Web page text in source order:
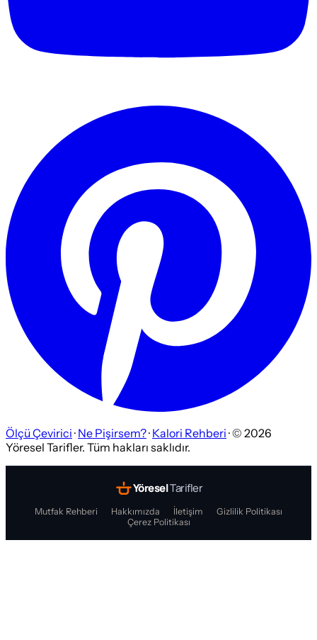
Ölçü Çevirici · Ne Pişirsem?· Kalori Rehberi · © 2026
Yöresel Tarifler. Tüm hakları saklıdır.
YöreselTarifler
Mutfak Rehberi Hakkımızda İletişim
Gizlilik Politikası
Çerez Politikası